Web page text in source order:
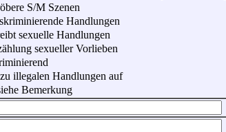
S/M Szenen
Handlungen
sexuelle Handlungen
sexueller Vorlieben
illegalen Handlungen auf
Bemerkung